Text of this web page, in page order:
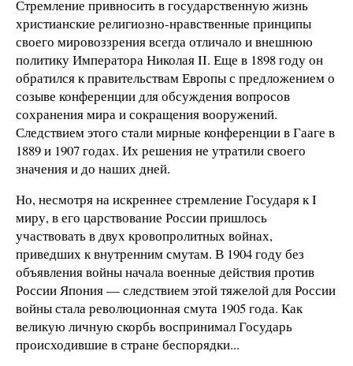
Стремление привносить в государственную жизнь
христианские религиозно-нравственные принципы
своего мировоззрения всегда отличало и внешнюю
политику Императора Николая II. Еще в 1898 году он
обратился к правительствам Европы с предложением о
созыве конференции для обсуждения вопросов
сохранения мира и сокращения вооружений.
Следствием этого стали мирные конференции в Гааге в
1889 и 1907 годах. Их решения не утратили своего
значения и до наших дней.
Но, несмотря на искреннее стремление Государя к I
миру, в его царствование России пришлось
участвовать в двух кровопролитных войнах,
приведших к внутренним смутам. В 1904 году без
объявления войны начала военные действия против
России Япония — следствием этой тяжелой для России
войны стала революционная смута 1905 года. Как
великую личную скорбь воспринимал Государь
происходившие в стране беспорядки...